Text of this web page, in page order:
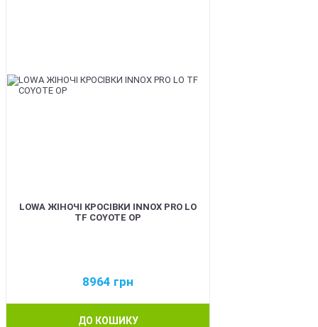
LOWA ЖІНОЧІ КРОСІВКИ INNOX PRO LO
TF COYOTE OP
8964 грн
ДО КОШИКУ